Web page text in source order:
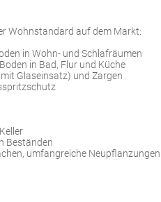
Wohnstandard auf dem Markt:
in Wohn- und Schlafräumen
in Bad, Flur und Küche
Glaseinsatz) und Zargen
Beständen
umfangreiche